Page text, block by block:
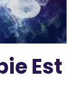
Est